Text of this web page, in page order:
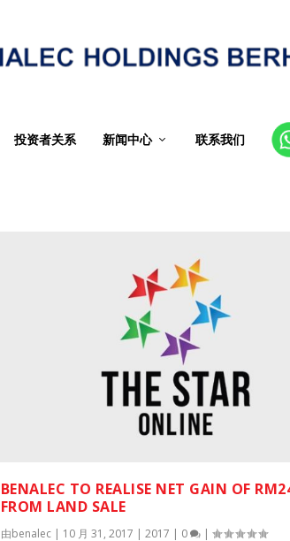
投资者关系 新闻中心 联系我们 CT
BENALEC TO REALISE NET GAIN OF
FROM LAND SALE
由benalec| 10 月 31, 2017 | 2017 | 0 |